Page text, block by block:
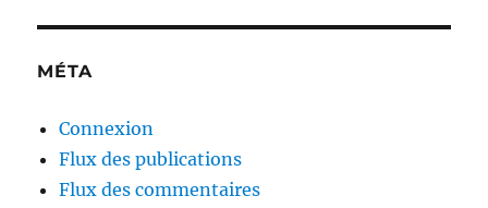
MÉTA
Connexion
Flux des publications
Flux des commentaires